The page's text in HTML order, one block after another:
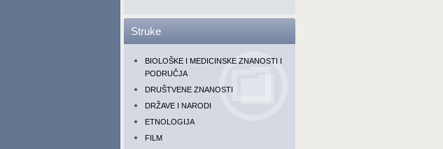
Struke
BIOLOŠKE I MEDICINSKE ZNANOSTI I
PODRUČJA
DRUŠTVENE ZNANOSTI
DRŽAVE I NARODI
ETNOLOGIJA
FILM